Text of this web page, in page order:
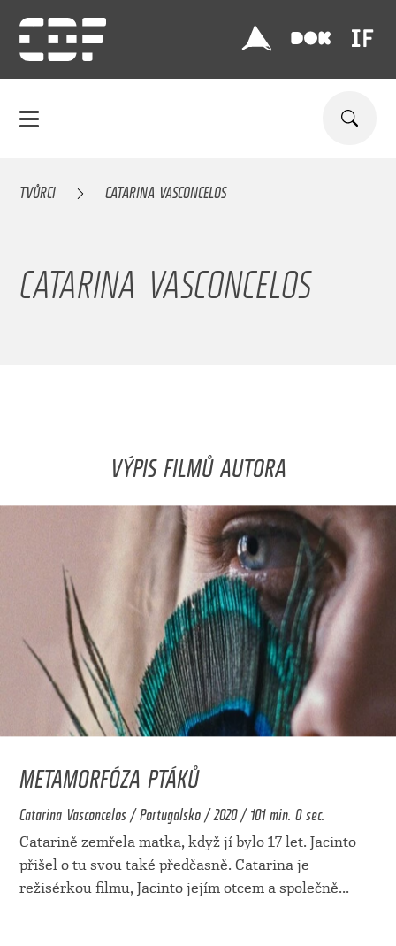
TVŮRCI CATARINA VASCONCELOS
CATARINA VASCONCELOS
VÝPIS FILMŮ AUTORA
METAMORFÓZA PTÁKŮ
Catarina Vasconcelos / Portugalsko / 2020 / 101 min. 0 sec.
Catarině zemřela matka, když jí bylo 17 let. Jacinto
přišel o tu svou také předčasně. Catarina je
režisérkou filmu, Jacinto jejím otcem a společně...